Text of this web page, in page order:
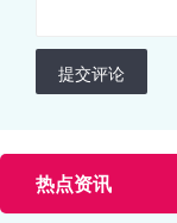
提交评论
热点资讯